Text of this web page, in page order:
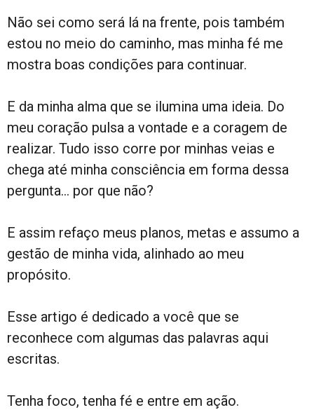
Não sei como será lá na frente, pois também
estou no meio do caminho, mas minha fé me
mostra boas condições para continuar.
E da minha alma que se ilumina uma ideia. Do
meu coração pulsa a vontade e a coragem de
realizar. Tudo isso corre por minhas veias e
chega até minha consciência em forma dessa
pergunta… por que não?
E assim refaço meus planos, metas e assumo a
gestão de minha vida, alinhado ao meu
propósito.
Esse artigo é dedicado a você que se
reconhece com algumas das palavras aqui
escritas.
Tenha foco, tenha fé e entre em ação.